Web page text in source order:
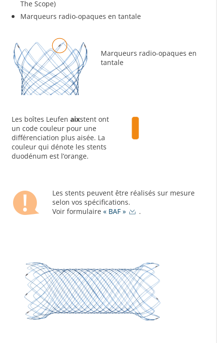
The Scope)
Marqueurs radio-opaques en tantale
Marqueurs radio-opaques en
tantale
Les boîtes Leufen aixstent ont
un code couleur pour une
différenciation plus aisée. La
couleur qui dénote les stents
duodénum est l’orange.
Les stents peuvent être réalisés sur mesure
selon vos spécifications.
Voir formulaire « BAF » .